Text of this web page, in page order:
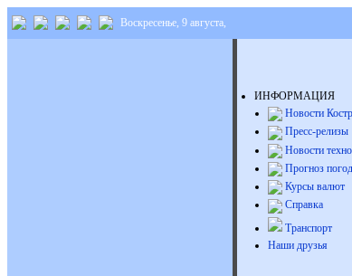
Воскресенье, 9 августа,
ИНФОРМАЦИЯ
Новости
Пресс-релизы
Новости
Прогноз
Курсы валют
Справка
Транспорт
Наши друзья